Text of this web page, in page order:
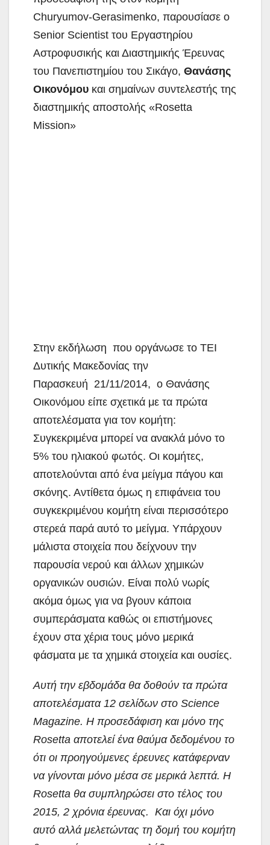
Churyumov-Gerasimenko, παρουσίασε ο
Senior Scientist του Εργαστηρίου
Αστροφυσικής και Διαστημικής Έρευνας
του Πανεπιστημίου του Σικάγο, Θανάσης
Οικονόμου και σημαίνων συντελεστής της
διαστημικής αποστολής «Rosetta
Mission»
Στην εκδήλωση που οργάνωσε το ΤΕΙ
Δυτικής Μακεδονίας την
Παρασκευή 21/11/2014, ο Θανάσης
Οικονόμου είπε σχετικά με τα πρώτα
αποτελέσματα για τον κομήτη:
Συγκεκριμένα μπορεί να ανακλά μόνο το
5% του ηλιακού φωτός. Οι κομήτες,
αποτελούνται από ένα μείγμα πάγου και
σκόνης. Αντίθετα όμως η επιφάνεια του
συγκεκριμένου κομήτη είναι περισσότερο
στερεά παρά αυτό το μείγμα. Υπάρχουν
μάλιστα στοιχεία που δείχνουν την
παρουσία νερού και άλλων χημικών
οργανικών ουσιών. Είναι πολύ νωρίς
ακόμα όμως για να βγουν κάποια
συμπεράσματα καθώς οι επιστήμονες
έχουν στα χέρια τους μόνο μερικά
φάσματα με τα χημικά στοιχεία και ουσίες.
Αυτή την εβδομάδα θα δοθούν τα πρώτα
αποτελέσματα 12 σελίδων στο Science
Magazine. Η προσεδάφιση και μόνο της
Rosetta αποτελεί ένα θαύμα δεδομένου το
ότι οι προηγούμενες έρευνες κατάφερναν
να γίνονται μόνο μέσα σε μερικά λεπτά. Η
Rosetta θα συμπληρώσει στο τέλος του
2015, 2 χρόνια έρευνας. Και όχι μόνο
αυτό αλλά μελετώντας τη δομή του κομήτη